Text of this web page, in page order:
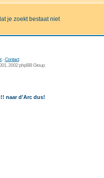
je zoekt bestaat niet
-Contact
2002 phpBB Group
naar d'Arc dus!